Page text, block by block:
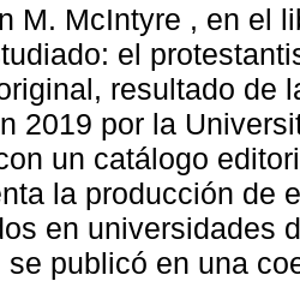
M. McIntyre , en el
el
resultado de
2019 por la
un catálogo
la producción de
en universidades
se publicó en una